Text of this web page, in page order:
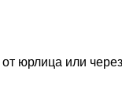
от юрлица или